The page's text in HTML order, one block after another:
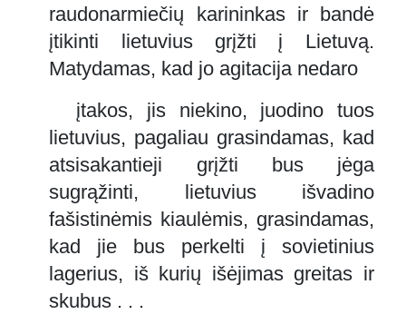
raudonarmiečių karininkas ir bandė
įtikinti lietuvius grįžti į Lietuvą.
Matydamas, kad jo agitacija nedaro
įtakos, jis niekino, juodino tuos
lietuvius, pagaliau grasindamas, kad
atsisakantieji grįžti bus jėga
sugrąžinti, lietuvius išvadino
fašistinėmis kiaulėmis, grasindamas,
kad jie bus perkelti į sovietinius
lagerius, iš kurių išėjimas greitas ir
skubus . . .